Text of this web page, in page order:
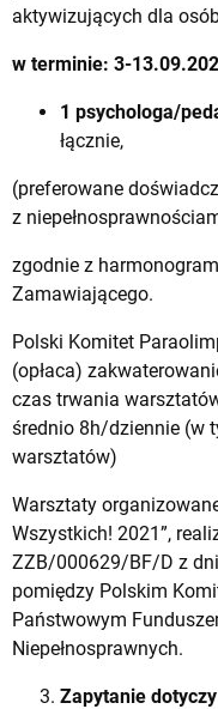
aktywizujących dla
w terminie: 3-
1 psychologa/
łącznie,
(preferowane
z
zgodnie z
Zamawiającego.
Polski Komitet
(opłaca)
czas trwania
średnio 8h/dziennie (w
warsztatów)
Warsztaty
Wszystkich! 2021”,
ZZB/000629/BF/D z
pomiędzy Polskim
Państwowym
Niepełnosprawnych.
Zapytanie